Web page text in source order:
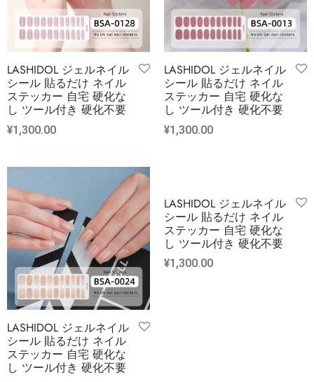
LASHIDOL ジェルネイル
シール 貼るだけ ネイル
ステッカー 自宅 硬化な
し ツール付き 硬化不要
¥1,300.00
LASHIDOL ジェルネイル
シール 貼るだけ ネイル
ステッカー 自宅 硬化な
し ツール付き 硬化不要
¥1,300.00
LASHIDOL ジェルネイル
シール 貼るだけ ネイル
ステッカー 自宅 硬化な
し ツール付き 硬化不要
LASHIDOL ジェルネイル
シール 貼るだけ ネイル
ステッカー 自宅 硬化な
し ツール付き 硬化不要
¥1,300.00